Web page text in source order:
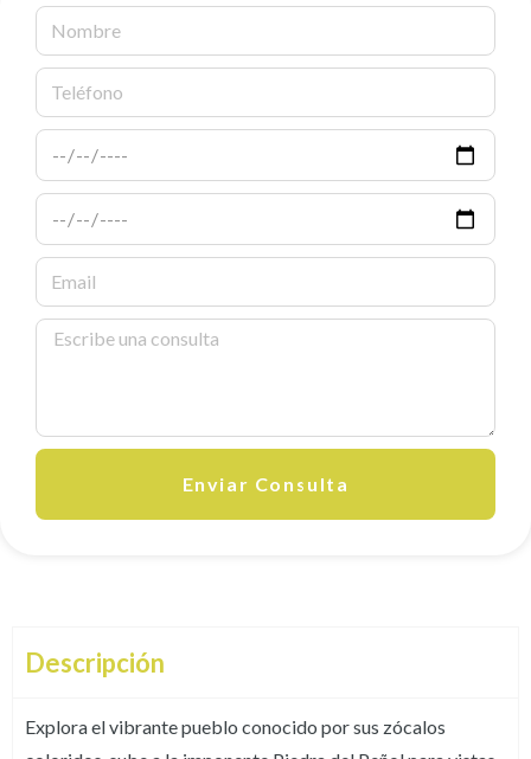
Enviar Consulta
Descripción
Explora el vibrante pueblo conocido por sus zócalos